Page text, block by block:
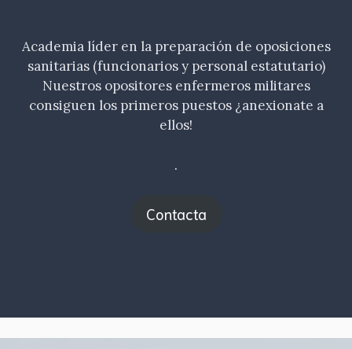
Academia líder en la preparación de oposiciones
sanitarias (funcionarios y personal estatutario)
Nuestros opositores enfermeros militares
consiguen los primeros puestos ¿anexionate a
ellos!
.
Contacta